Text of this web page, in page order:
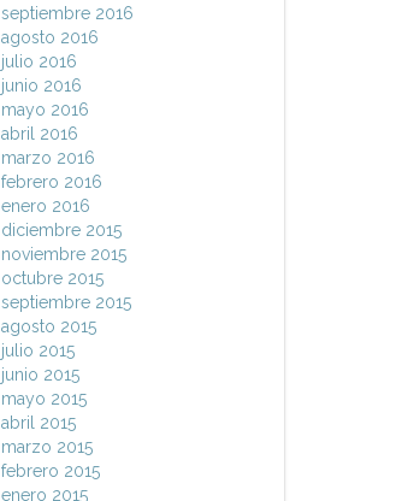
septiembre 2016
agosto 2016
julio 2016
junio 2016
mayo 2016
abril 2016
marzo 2016
febrero 2016
enero 2016
diciembre 2015
noviembre 2015
octubre 2015
septiembre 2015
agosto 2015
julio 2015
junio 2015
mayo 2015
abril 2015
marzo 2015
febrero 2015
enero 2015